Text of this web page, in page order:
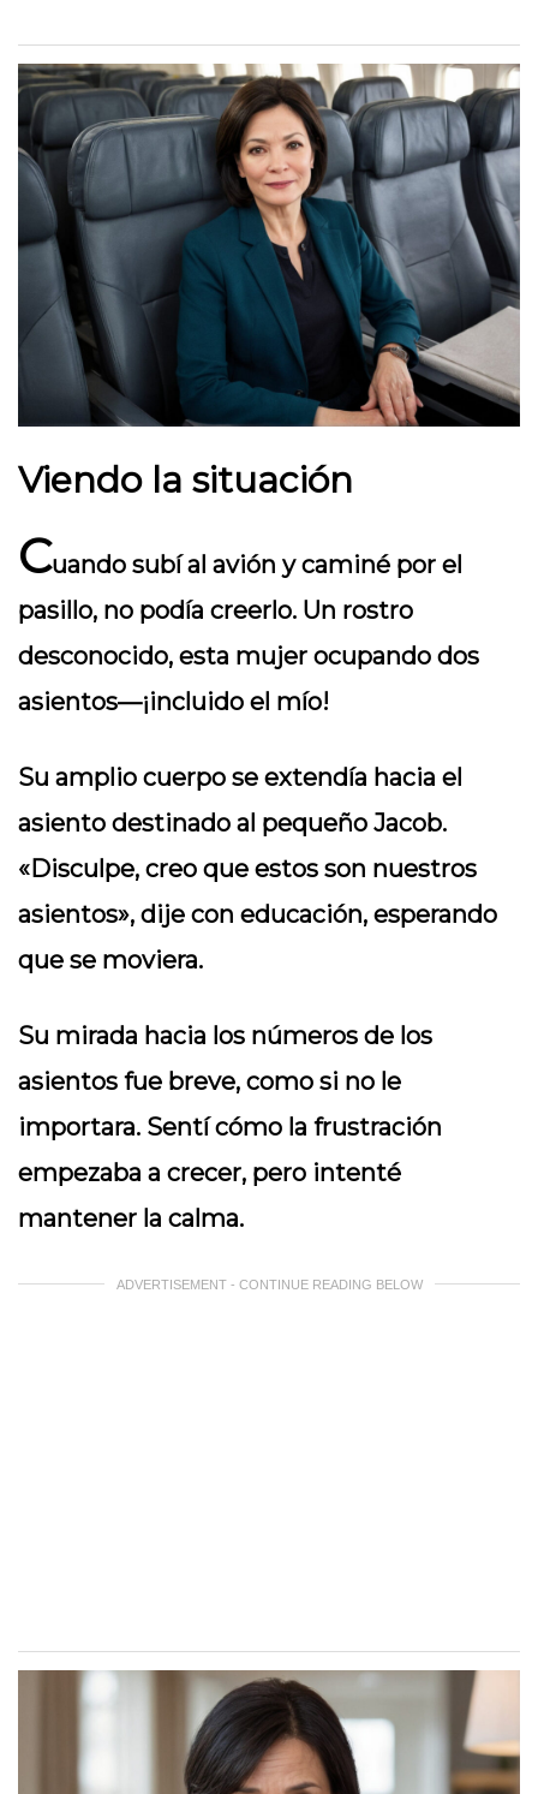
Viendo la situación
Cuando subí al avión y caminé por el
pasillo, no podía creerlo. Un rostro
desconocido, esta mujer ocupando dos
asientos—¡incluido el mío!
Su amplio cuerpo se extendía hacia el
asiento destinado al pequeño Jacob.
«Disculpe, creo que estos son nuestros
asientos», dije con educación, esperando
que se moviera.
Su mirada hacia los números de los
asientos fue breve, como si no le
importara. Sentí cómo la frustración
empezaba a crecer, pero intenté
mantener la calma.
ADVERTISEMENT - CONTINUE READING BELOW